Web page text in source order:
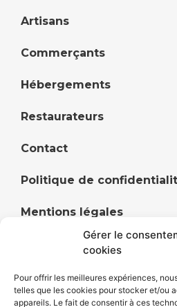
Gérer le
cookies
Pour offrir les meilleures expériences,
telles que les cookies pour stocker et/ou
appareils. Le fait de consentir à ces
Artisans
Commerçants
Hébergements
Restaurateurs
Contact
Politique de
Mentions légales
Politique de cookies (UE)